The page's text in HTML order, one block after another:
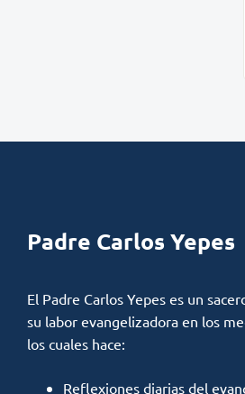
Padre Carlos Yepes
El Padre Carlos Yepes es un
su labor evangelizadora en los
los cuales hace:
Reflexiones diarias del